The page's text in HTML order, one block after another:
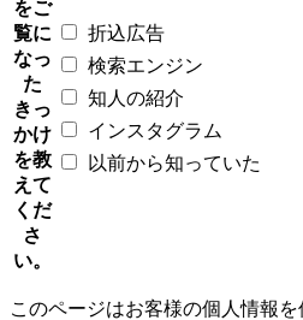
をご
覧に
なっ
た
きっ
かけ
を教
えて
くだ
さ
い。
折込広告
検索エンジン
知人の紹介
インスタグラム
以前から知っていた
このページはお客様の個人情報